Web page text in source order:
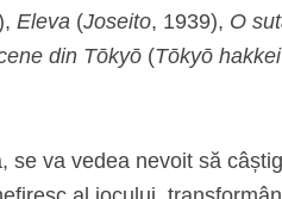
Eleva (Joseito, 1939), O
din Tōkyō (Tōkyō hakkei
va vedea nevoit să